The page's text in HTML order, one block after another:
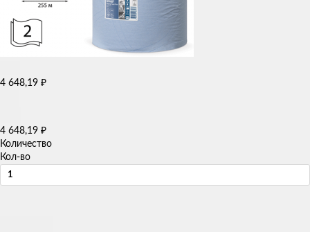
4 648,19 ₽
4 648,19 ₽
Количество
Кол-во